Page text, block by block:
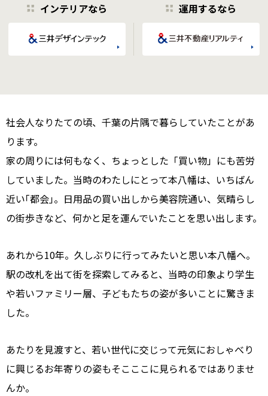
インテリアなら 運用するなら
社会人なりたての頃、千葉の片隅で暮らしていたことがあ
ります。
家の周りには何もなく、ちょっとした「買い物」にも苦労
していました。当時のわたしにとって本八幡は、いちばん
近い｢都会｣。日用品の買い出しから美容院通い、気晴らし
の街歩きなど、何かと足を運んでいたことを思い出します。
あれから10年。久しぶりに行ってみたいと思い本八幡へ。
駅の改札を出て街を探索してみると、当時の印象より学生
や若いファミリー層、子どもたちの姿が多いことに驚きま
した。
あたりを見渡すと、若い世代に交じって元気におしゃべり
に興じるお年寄りの姿もそこここに見られるではありませ
んか。